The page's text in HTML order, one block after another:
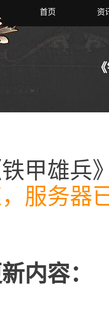
首页 资
雄兵
服务器
容：